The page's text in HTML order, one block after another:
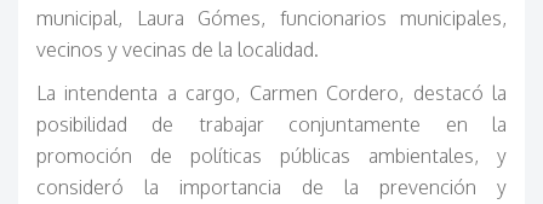
municipal, Laura Gómes, funcionarios municipales,
vecinos y vecinas de la localidad.
La intendenta a cargo, Carmen Cordero, destacó la
posibilidad de trabajar conjuntamente en la
promoción de políticas públicas ambientales, y
consideró la importancia de la prevención y